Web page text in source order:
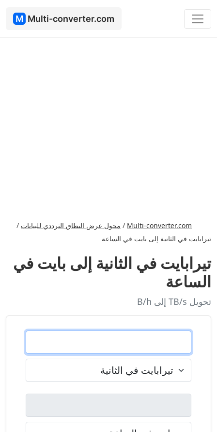
M Multi-converter.com
Multi-converter.com
/ محول عرض النطاق الترددي للبيانات /
تيرابايت في الثانية إلى بايت في الساعة
تيرابايت في الثانية إلى بايت في
الساعة
تحويل TB/s إلى B/h